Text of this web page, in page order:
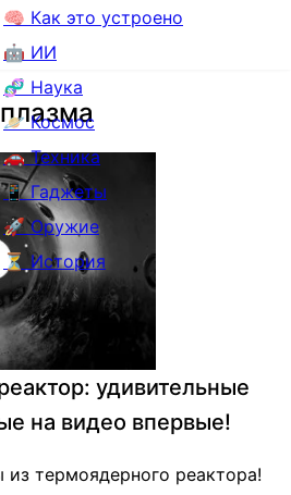
🧠 Как это устроено
🤖 ИИ
🧬 Наука
🪐 Космос
🚗 Техника
📱 Гаджеты
🚀 Оружие
⏳ История
плазма
удивительные
на видео впервые!
термоядерного реактора!